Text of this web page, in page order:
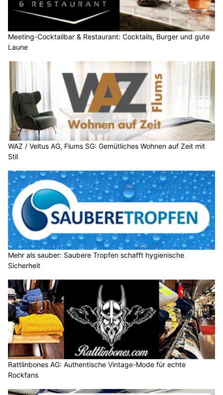
Meeting-Cocktailbar & Restaurant: Cocktails, Burger und gute
Laune
WAZ / Veltus AG, Flums SG: Gemütliches Wohnen auf Zeit mit
Stil
Mehr als sauber: Saubere Tropfen schafft hygienische
Sicherheit
Rattlinbones AG: Authentische Vintage-Mode für echte
Rockfans